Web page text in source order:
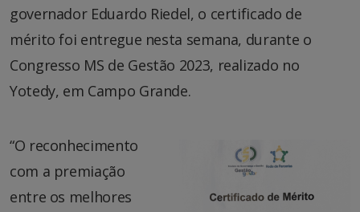
governador Eduardo Riedel, o certificado de
mérito foi entregue nesta semana, durante o
Congresso MS de Gestão 2023, realizado no
Yotedy, em Campo Grande.
“O reconhecimento
com a premiação
entre os melhores